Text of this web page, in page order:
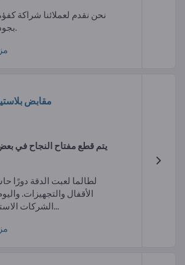
نحن نقدم لعملائنا شراكة
بجودة عالية وموثوقية.
مقابض
يتم قطع مفتاح النجاح في
لطالما لعبت الدقة دورًا
الأقفال والتجهيزات.
الشركات الاستفادة من خبرة ش...